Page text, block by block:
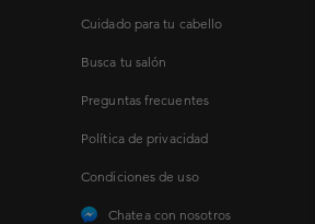
Cuidado para tu cabello
Busca tu salón
Preguntas frecuentes
Política de privacidad
Condiciones de uso
Chatea con nosotros